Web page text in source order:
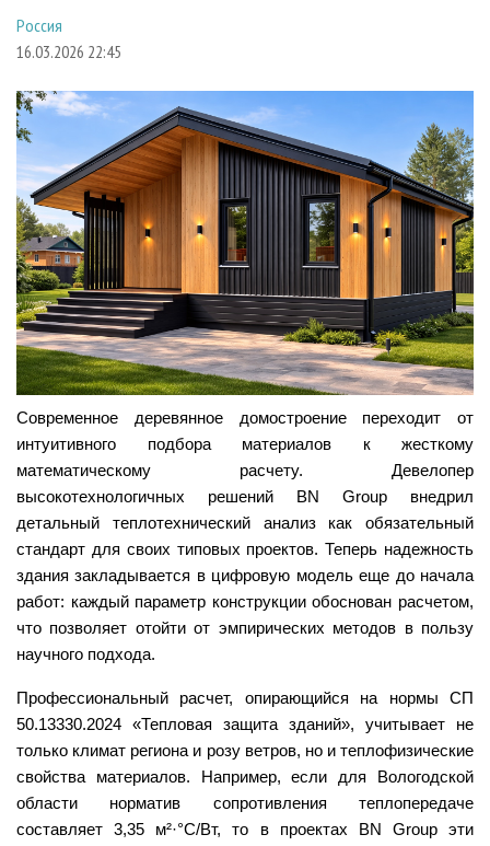
СУШКА ДРЕВЕСИНЫ
ДЕРЕВЯННОЕ ДОМОСТРОЕНИЕ
ПРОИЗВОДСТВО МЕБЕЛИ
БИОЭНЕРГЕТИКА
ЦБП
ИНСТРУМЕНТ И МАТЕРИАЛЫ
ПЕРСОНЫ
МОБИЛЬНЫЕ ВЫСТАВКИ
ОФИЦИАЛЬНЫЕ ДЕЛЕГАЦИИ
ПРИОРИТЕТНЫЕ ИНВЕСТПРОЕКТЫ
RUSSIAN FORESTRY REVIEW
ГАЗЕТА ЛЕСПРОМФОРУМ
БИБЛИОТЕКА СПЕЦИАЛИСТА
КОНТАКТЫ
РЕКЛАМОДАТЕЛЯМ
РЕКЛАМА
РЕКЛАМА НА САЙТЕ
Россия
16.03.2026 22:45
Современное деревянное домостроение переходит от
интуитивного подбора материалов к жесткому
математическому расчету. Девелопер
высокотехнологичных решений BN Group внедрил
детальный теплотехнический анализ как обязательный
стандарт для своих типовых проектов. Теперь надежность
здания закладывается в цифровую модель еще до начала
работ: каждый параметр конструкции обоснован расчетом,
что позволяет отойти от эмпирических методов в пользу
научного подхода.
Профессиональный расчет, опирающийся на нормы СП
50.13330.2024 «Тепловая защита зданий», учитывает не
только климат региона и розу ветров, но и теплофизические
свойства материалов. Например, если для Вологодской
области норматив сопротивления теплопередаче
составляет 3,35 м²·°С/Вт, то в проектах BN Group эти